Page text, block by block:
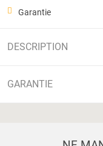
Garantie
DESCRIPTION
GARANTIE